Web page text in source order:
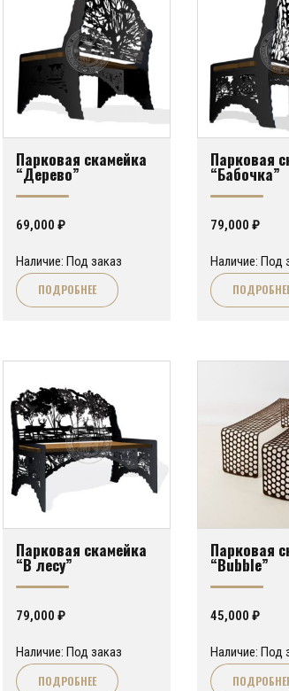
Парковая скамейка
“Дерево”
69,000 ₽
Наличие: Под заказ
ПОДРОБНЕЕ
Парковая
“Бабочка”
79,000 ₽
Наличие: Под
Парковая скамейка
“В лесу”
79,000 ₽
Наличие: Под заказ
ПОДРОБНЕЕ
Парковая
“Bubble”
45,000 ₽
Наличие: Под